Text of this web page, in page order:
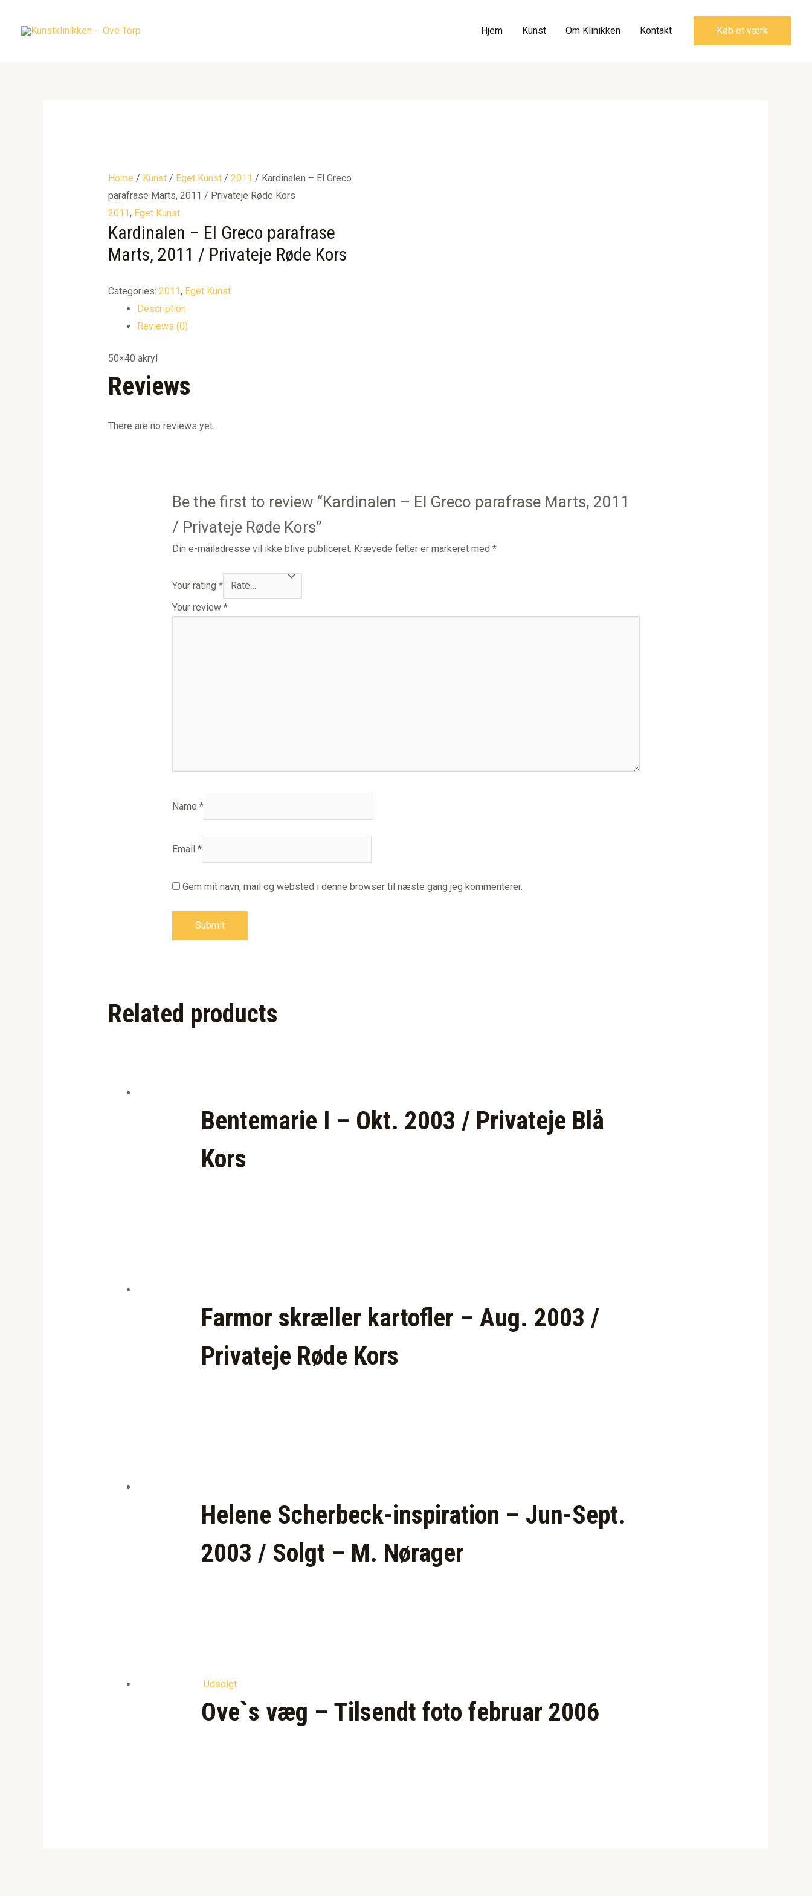
Hjem Kunst Om Klinikken Kontakt Køb et værk
Home / Kunst/ Eget Kunst/ 2011 / Kardinalen – El Greco
parafrase Marts, 2011 / Privateje Røde Kors
2011, Eget Kunst
Kardinalen – El Greco parafrase
Marts, 2011 / Privateje Røde Kors
Categories: 2011, Eget Kunst
Description
Reviews (0)
50×40 akryl
Reviews
There are no reviews yet.
Be the first to review “Kardinalen – El Greco parafrase Marts, 2011
/ Privateje Røde Kors”
Din e-mailadresse vil ikke blive publiceret. Krævede felter er markeret med*
Your rating*
Your review*
Name*
Email*
Gem mit navn, mail og websted i denne browser til næste gang jeg kommenterer.
Related products
Bentemarie I – Okt. 2003 / Privateje Blå
Kors
Farmor skræller kartofler – Aug. 2003 /
Privateje Røde Kors
Helene Scherbeck-inspiration – Jun-Sept.
2003 / Solgt – M. Nørager
Udsolgt
Ove`s væg – Tilsendt foto februar 2006